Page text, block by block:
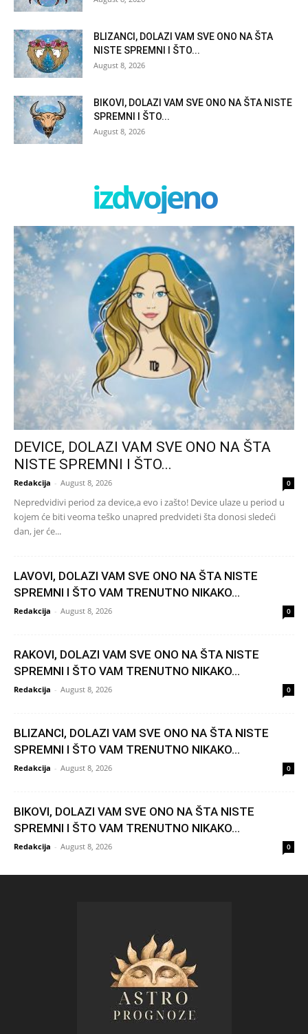
BLIZANCI, DOLAZI VAM SVE ONO NA ŠTA
NISTE SPREMNI I ŠTO...
August 8, 2026
BIKOVI, DOLAZI VAM SVE ONO NA ŠTA NISTE
SPREMNI I ŠTO...
August 8, 2026
izdvojeno
DEVICE, DOLAZI VAM SVE ONO NA ŠTA
NISTE SPREMNI I ŠTO...
Redakcija - August 8, 2026 0
Nepredvidivi period za device,a evo i zašto! Device ulaze u period u
kojem će biti veoma teško unapred predvideti šta donosi sledeći
dan, jer će...
LAVOVI, DOLAZI VAM SVE ONO NA ŠTA NISTE
SPREMNI I ŠTO VAM TRENUTNO NIKAKO...
Redakcija - August 8, 2026 0
RAKOVI, DOLAZI VAM SVE ONO NA ŠTA NISTE
SPREMNI I ŠTO VAM TRENUTNO NIKAKO...
Redakcija - August 8, 2026 0
BLIZANCI, DOLAZI VAM SVE ONO NA ŠTA NISTE
SPREMNI I ŠTO VAM TRENUTNO NIKAKO...
Redakcija - August 8, 2026 0
BIKOVI, DOLAZI VAM SVE ONO NA ŠTA NISTE
SPREMNI I ŠTO VAM TRENUTNO NIKAKO...
Redakcija - August 8, 2026 0